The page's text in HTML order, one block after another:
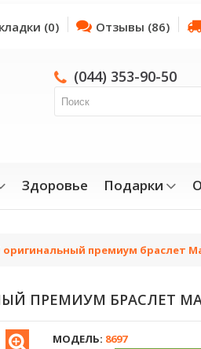
(0) Отзывы (86)
(044) 353-90-50
Здоровье Подарки
премиум браслет
ПРЕМИУМ БРАСЛЕТ
МОДЕЛЬ: 8697